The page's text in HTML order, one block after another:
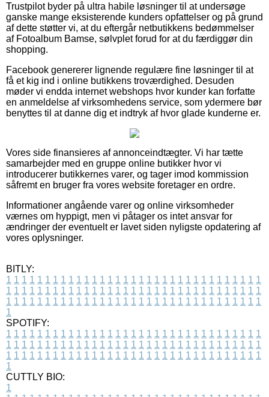
Trustpilot byder på ultra habile løsninger til at undersøge
ganske mange eksisterende kunders opfattelser og på grund
af dette støtter vi, at du eftergår netbutikkens bedømmelser
af Fotoalbum Bamse, sølvplet forud for at du færdiggør din
shopping.
Facebook genererer lignende regulære fine løsninger til at
få et kig ind i online butikkens troværdighed. Desuden
møder vi endda internet webshops hvor kunder kan forfatte
en anmeldelse af virksomhedens service, som ydermere bør
benyttes til at danne dig et indtryk af hvor glade kunderne er.
Vores side finansieres af annonceindtægter. Vi har tætte
samarbejder med en gruppe online butikker hvor vi
introducerer butikkernes varer, og tager imod kommission
såfremt en bruger fra vores website foretager en ordre.
Informationer angående varer og online virksomheder
værnes om hyppigt, men vi påtager os intet ansvar for
ændringer der eventuelt er lavet siden nyligste opdatering af
vores oplysninger.
BITLY:
1 1 1 1 1 1 1 1 1 1 1 1 1 1 1 1 1 1 1 1 1 1 1 1 1 1 1 1 1 1 1 1 1
1 1 1 1 1 1 1 1 1 1 1 1 1 1 1 1 1 1 1 1 1 1 1 1 1 1 1 1 1 1 1 1 1
1 1 1 1 1 1 1 1 1 1 1 1 1 1 1 1 1 1 1 1 1 1 1 1 1 1 1 1 1 1 1 1 1
1
SPOTIFY:
1 1 1 1 1 1 1 1 1 1 1 1 1 1 1 1 1 1 1 1 1 1 1 1 1 1 1 1 1 1 1 1 1
1 1 1 1 1 1 1 1 1 1 1 1 1 1 1 1 1 1 1 1 1 1 1 1 1 1 1 1 1 1 1 1 1
1 1 1 1 1 1 1 1 1 1 1 1 1 1 1 1 1 1 1 1 1 1 1 1 1 1 1 1 1 1 1 1 1
1
CUTTLY BIO:
1